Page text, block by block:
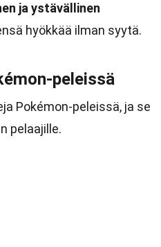
ja ystävällinen
hyökkää ilman syytä.
peleissä
Pokémon-peleissä, ja se
pelaajille.